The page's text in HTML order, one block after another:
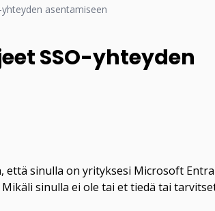
asentamiseen
SSO-yhteyden
sinulla on yrityksesi Microsoft
sinulla ei ole tai et tiedä tai